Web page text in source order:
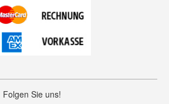
Folgen Sie uns!